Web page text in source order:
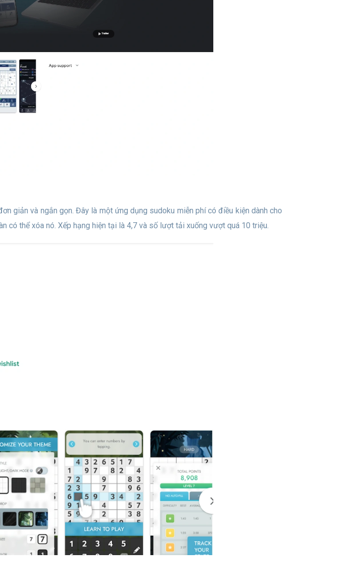
giản và ngắn gọn. Đây là một ứng dụng sudoku miễn phí có điều kiện dành cho
có thể xóa nó. Xếp hạng hiện tại là 4,7 và số lượt tải xuống vượt quá 10 triệu.